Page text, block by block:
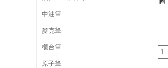
中油筆
麥克筆
櫃台筆
原子筆